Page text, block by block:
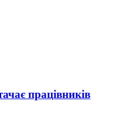
працівників